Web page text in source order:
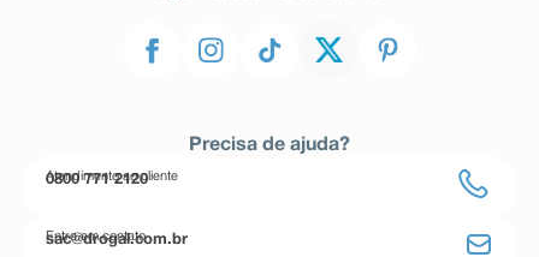
Precisa de ajuda?
Atendimento ao cliente
0800 771 2120
Entre em contato
sac@drogal.com.br